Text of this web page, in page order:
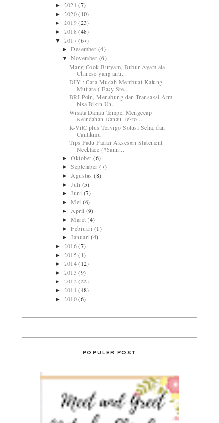
►2021(7)
►2020(10)
►2019(23)
►2018(48)
▼2017(67)
►Desember (4)
▼November (6)
Mang Cook Buryam, Bubur Ayam ala
Chinese yang anti...
DIY : Cara Mudah Membuat Kalung
Mutiara ( Easy Ste...
BRI Poin, Menabung dan Transaksi Atm
bisa Bikin Un...
Wisata Danau Tempe, Mengecap
Keindahan Danau Tekto...
K-VitC plus Teavigo Solusi Sehat dan
Cantikmu
Tips Padu Padan Aksesori Statement
Necklace (#Sann...
►Oktober(6)
►September(7)
►Agustus(8)
►Juli (5)
►Juni (7)
►Mei(6)
►April(9)
►Maret(4)
►Februari (1)
►Januari(4)
►2016(7)
►2015(1)
►2014(12)
►2013(9)
►2012(22)
►2011(48)
►2010(6)
POPULER POST